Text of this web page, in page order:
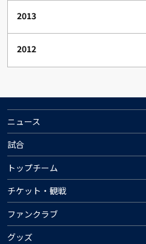
2013
2012
ニュース
試合
トップチーム
チケット・観戦
ファンクラブ
グッズ